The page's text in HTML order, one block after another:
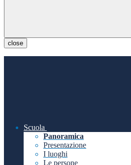
close
Scuola
Panoramica
Presentazione
I luoghi
Le persone